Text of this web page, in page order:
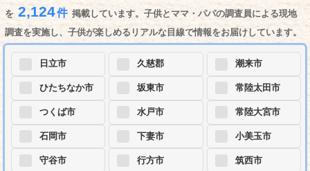
を 2,124件 掲載しています。子供とママ・パパの調査員による現地
調査を実施し、子供が楽しめるリアルな目線で情報をお届けしています。
日立市
ひたちなか市
つくば市
石岡市
守谷市
久慈郡
坂東市
水戸市
下妻市
行方市
潮来市
常陸太田市
常陸大宮市
小美玉市
筑西市